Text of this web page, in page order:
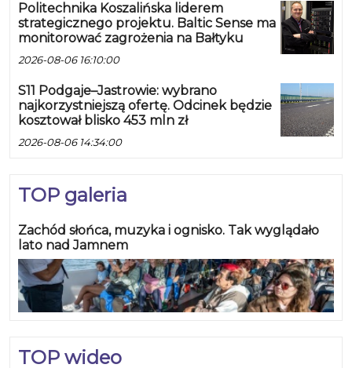
Politechnika Koszalińska liderem
strategicznego projektu. Baltic Sense ma
monitorować zagrożenia na Bałtyku
2026-08-06 16:10:00
S11 Podgaje–Jastrowie: wybrano
najkorzystniejszą ofertę. Odcinek będzie
kosztował blisko 453 mln zł
2026-08-06 14:34:00
TOP galeria
Zachód słońca, muzyka i ognisko. Tak wyglądało
lato nad Jamnem
TOP wideo